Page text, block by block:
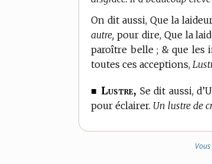
On dit aussi, Que la
autre, pour dire, Que la
paroître belle ; & que les
toutes ces acceptions,
■ Lustre, Se dit aussi,
pour éclairer. Un lustre de